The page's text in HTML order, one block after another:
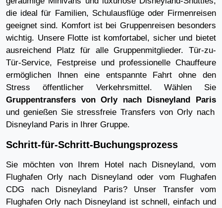
die ideal für Familien, Schulausflüge oder Firmenreisen
geeignet sind. Komfort ist bei Gruppenreisen besonders
wichtig. Unsere Flotte ist komfortabel, sicher und bietet
ausreichend Platz für alle Gruppenmitglieder. Tür-zu-
Tür-Service, Festpreise und professionelle Chauffeure
ermöglichen Ihnen eine entspannte Fahrt ohne den
Stress öffentlicher Verkehrsmittel. Wählen Sie
Gruppentransfers von Orly nach Disneyland Paris
und genießen Sie stressfreie Transfers von Orly nach
Disneyland Paris in Ihrer Gruppe.
Schritt-für-Schritt-Buchungsprozess
Sie möchten von Ihrem Hotel nach Disneyland, vom
Flughafen Orly nach Disneyland oder vom Flughafen
CDG nach Disneyland Paris? Unser Transfer vom
Flughafen Orly nach Disneyland ist schnell, einfach und